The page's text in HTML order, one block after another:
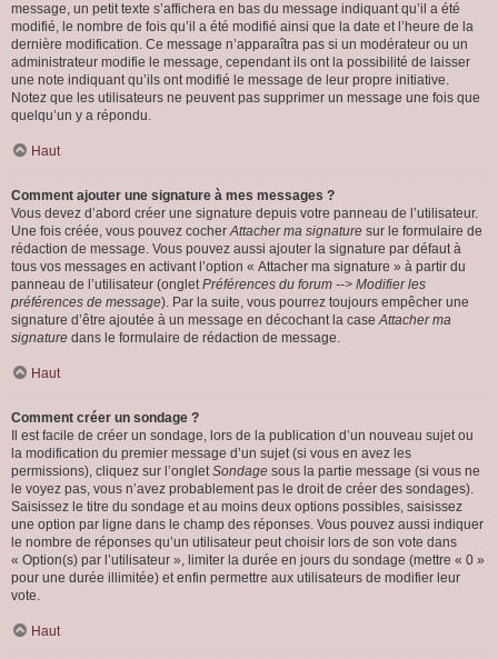
message, un petit texte s’affichera en bas du message indiquant qu’il a été
modifié, le nombre de fois qu’il a été modifié ainsi que la date et l’heure de la
dernière modification. Ce message n’apparaîtra pas si un modérateur ou un
administrateur modifie le message, cependant ils ont la possibilité de laisser
une note indiquant qu’ils ont modifié le message de leur propre initiative.
Notez que les utilisateurs ne peuvent pas supprimer un message une fois que
quelqu’un y a répondu.
Haut
Comment ajouter une signature à mes messages ?
Vous devez d’abord créer une signature depuis votre panneau de l’utilisateur.
Une fois créée, vous pouvez cocherAttacher ma signature sur le formulaire de
rédaction de message. Vous pouvez aussi ajouter la signature par défaut à
tous vos messages en activant l’option « Attacher ma signature » à partir du
panneau de l’utilisateur (ongletPréférences du forum --> Modifier les
préférences de message). Par la suite, vous pourrez toujours empêcher une
signature d’être ajoutée à un message en décochant la caseAttacher ma
signature dans le formulaire de rédaction de message.
Haut
Comment créer un sondage ?
Il est facile de créer un sondage, lors de la publication d’un nouveau sujet ou
la modification du premier message d’un sujet (si vous en avez les
permissions), cliquez sur l’ongletSondage sous la partie message (si vous ne
le voyez pas, vous n’avez probablement pas le droit de créer des sondages).
Saisissez le titre du sondage et au moins deux options possibles, saisissez
une option par ligne dans le champ des réponses. Vous pouvez aussi indiquer
le nombre de réponses qu’un utilisateur peut choisir lors de son vote dans
« Option(s) par l’utilisateur », limiter la durée en jours du sondage (mettre « 0 »
pour une durée illimitée) et enfin permettre aux utilisateurs de modifier leur
vote.
Haut